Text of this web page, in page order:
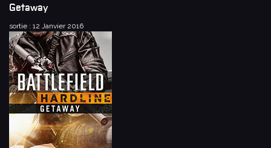
Getaway
sortie : 12 Janvier 2016